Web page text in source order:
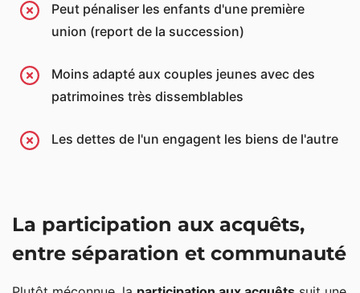
Peut pénaliser les enfants d'une première
union (report de la succession)
Moins adapté aux couples jeunes avec des
patrimoines très dissemblables
Les dettes de l'un engagent les biens de l'autre
La participation aux acquêts,
entre séparation et communauté